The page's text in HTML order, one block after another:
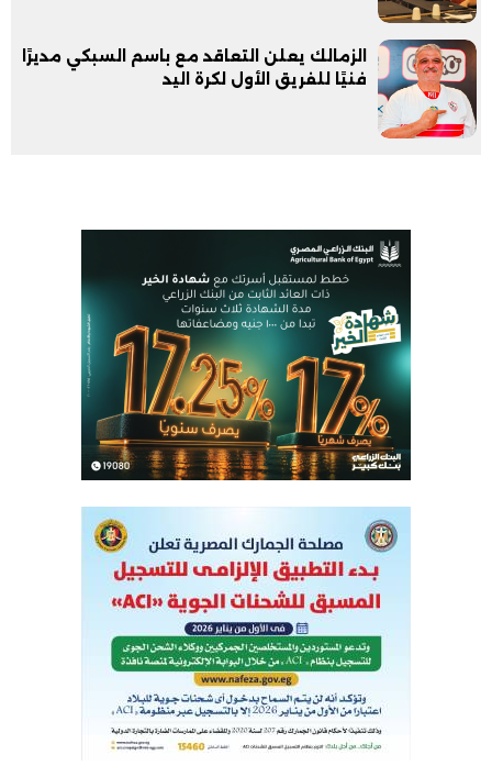
الزمالك يعلن التعاقد مع باسم السبكي مديرًا
فنيًا للفريق الأول لكرة اليد